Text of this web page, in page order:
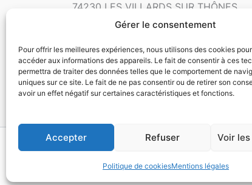
Gérer le consentement
Pour offrir les meilleures expériences, nous utilisons des cookies
accéder aux informations des appareils. Le fait de consentir à ces
permettra de traiter des données telles que le comportement de
uniques sur ce site. Le fait de ne pas consentir ou de retirer son
avoir un effet négatif sur certaines caractéristiques et fonctions.
Accepter Refuser Voir
Politique de cookiesMentions légales
74230 LES VILLARDS SUR THÔNES